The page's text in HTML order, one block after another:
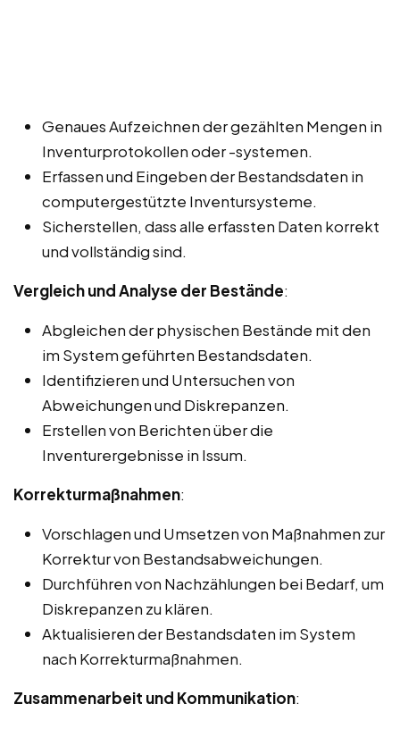
Genaues Aufzeichnen der gezählten Mengen in
Inventurprotokollen oder -systemen.
Erfassen und Eingeben der Bestandsdaten in
computergestützte Inventursysteme.
Sicherstellen, dass alle erfassten Daten korrekt
und vollständig sind.
Vergleich und Analyse der Bestände:
Abgleichen der physischen Bestände mit den
im System geführten Bestandsdaten.
Identifizieren und Untersuchen von
Abweichungen und Diskrepanzen.
Erstellen von Berichten über die
Inventurergebnisse in Issum.
Korrekturmaßnahmen:
Vorschlagen und Umsetzen von Maßnahmen zur
Korrektur von Bestandsabweichungen.
Durchführen von Nachzählungen bei Bedarf, um
Diskrepanzen zu klären.
Aktualisieren der Bestandsdaten im System
nach Korrekturmaßnahmen.
Zusammenarbeit und Kommunikation: